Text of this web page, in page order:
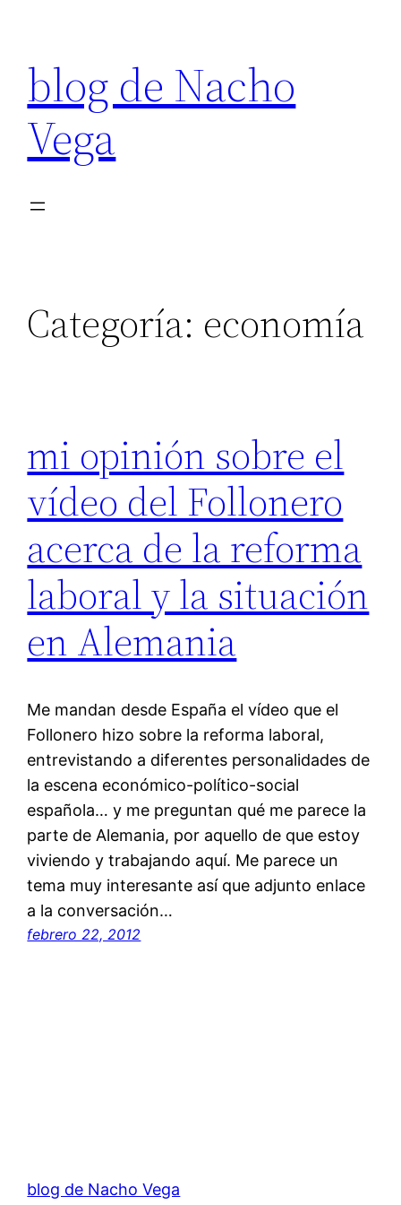
contenido
blog de Nacho
Vega
Categoría: economía
mi opinión sobre el
vídeo del Follonero
acerca de la reforma
laboral y la situación
en Alemania
Me mandan desde España el vídeo que el
Follonero hizo sobre la reforma laboral,
entrevistando a diferentes personalidades de
la escena económico-político-social
española… y me preguntan qué me parece la
parte de Alemania, por aquello de que estoy
viviendo y trabajando aquí. Me parece un
tema muy interesante así que adjunto enlace
a la conversación…
febrero 22, 2012
blog de Nacho Vega